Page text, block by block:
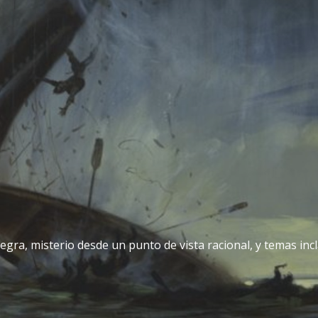
misterio desde un punto de vista racional, y temas